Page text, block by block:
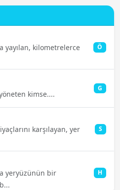
yayılan, kilometrelerce
Ö
kimse....
G
karşılayan, yer
S
yeryüzünün bir
H